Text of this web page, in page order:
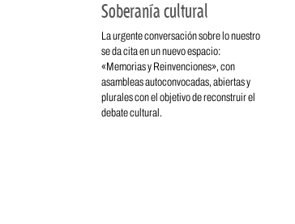
Soberanía cultural
La urgente conversación sobre lo nuestro
se da cita en un nuevo espacio:
«Memorias y Reinvenciones», con
asambleas autoconvocadas, abiertas y
plurales con el objetivo de reconstruir el
debate cultural.